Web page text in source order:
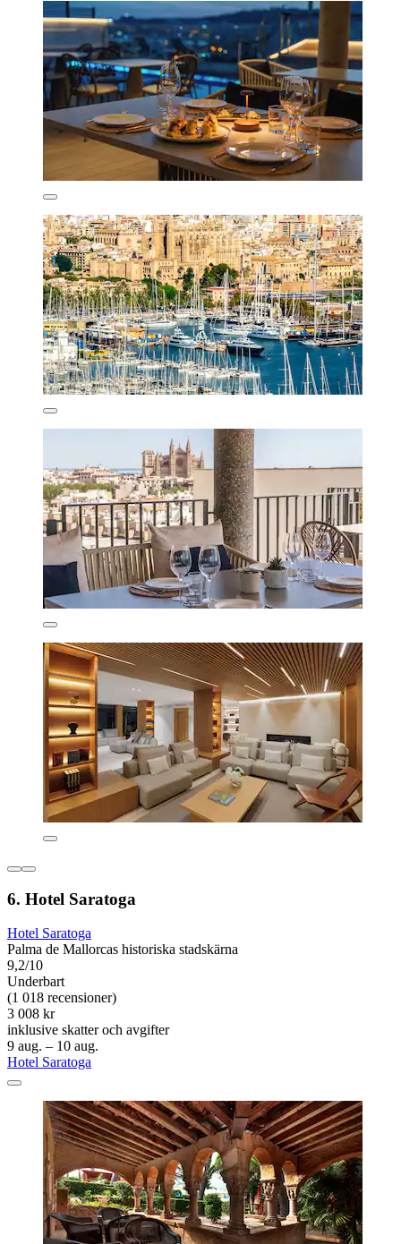
6. Hotel Saratoga
Hotel Saratoga
Palma de Mallorcas historiska stadskärna
9,2/10
Underbart
(1 018 recensioner)
3 008 kr
inklusive skatter och avgifter
9 aug. – 10 aug.
Hotel Saratoga